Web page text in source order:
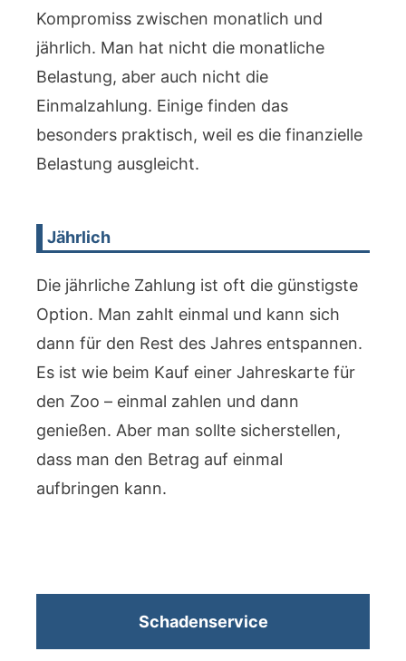
Kompromiss zwischen monatlich und
jährlich. Man hat nicht die monatliche
Belastung, aber auch nicht die
Einmalzahlung. Einige finden das
besonders praktisch, weil es die finanzielle
Belastung ausgleicht.
Jährlich
Die jährliche Zahlung ist oft die günstigste
Option. Man zahlt einmal und kann sich
dann für den Rest des Jahres entspannen.
Es ist wie beim Kauf einer Jahreskarte für
den Zoo – einmal zahlen und dann
genießen. Aber man sollte sicherstellen,
dass man den Betrag auf einmal
aufbringen kann.
Schadenservice